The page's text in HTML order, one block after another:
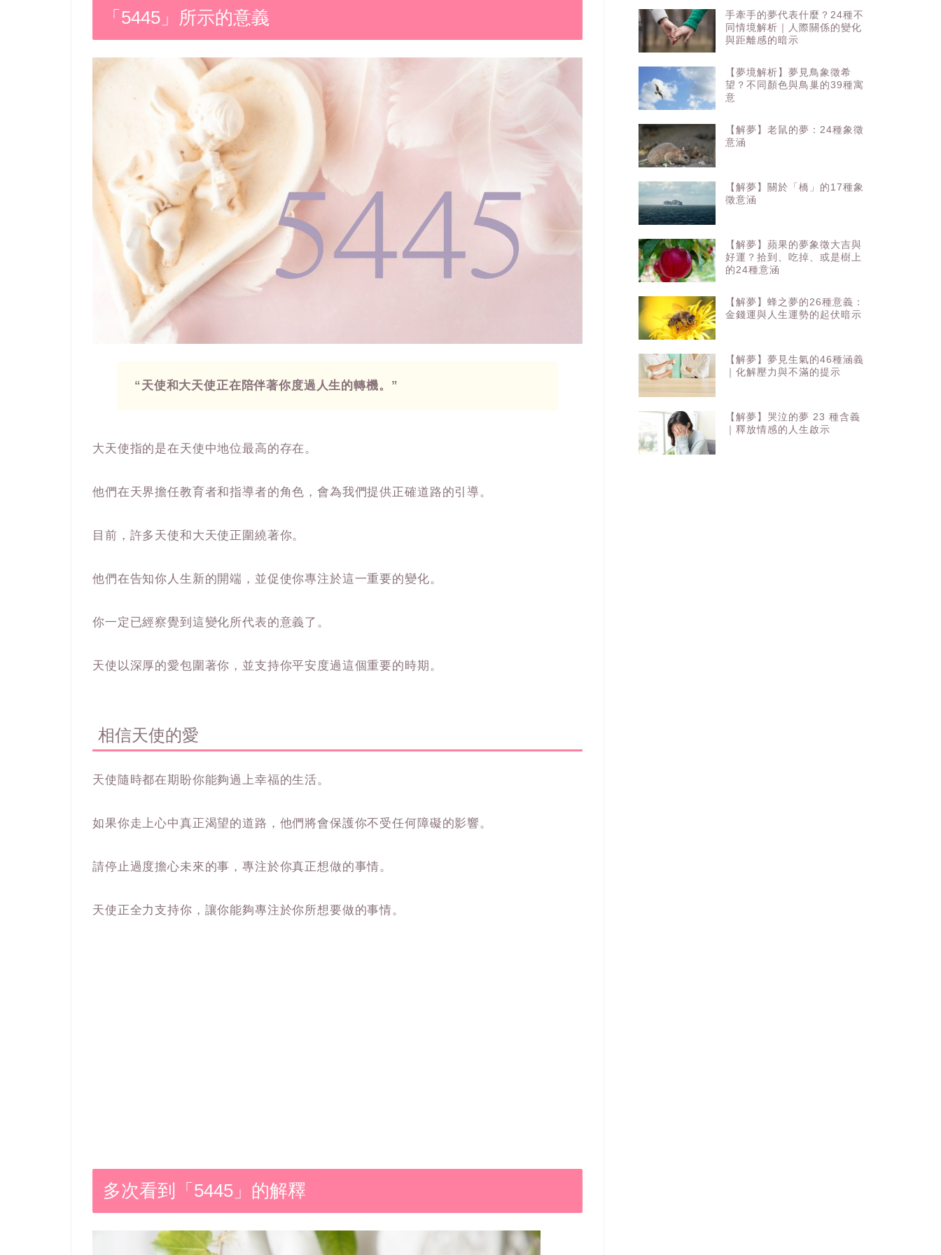
「5445」所示的意義
“天使和大天使正在陪伴著你度過人生的轉機。”
大天使指的是在天使中地位最高的存在。
他們在天界擔任教育者和指導者的角色，會為我們提供正確道路的引導。
目前，許多天使和大天使正圍繞著你。
他們在告知你人生新的開端，並促使你專注於這一重要的變化。
你一定已經察覺到這變化所代表的意義了。
天使以深厚的愛包圍著你，並支持你平安度過這個重要的時期。
相信天使的愛
天使隨時都在期盼你能夠過上幸福的生活。
如果你走上心中真正渴望的道路，他們將會保護你不受任何障礙的影響。
請停止過度擔心未來的事，專注於你真正想做的事情。
天使正全力支持你，讓你能夠專注於你所想要做的事情。
多次看到「5445」的解釋
手牽手的夢代表什麼？24種不
同情境解析｜人際關係的變化
與距離感的暗示
【夢境解析】夢見鳥象徵希
望？不同顏色與鳥巢的39種寓
意
【解夢】老鼠的夢：24種象徵
意涵
【解夢】關於「橋」的17種象
徵意涵
【解夢】蘋果的夢象徵大吉與
好運？拾到、吃掉、或是樹上
的24種意涵
【解夢】蜂之夢的26種意義：
金錢運與人生運勢的起伏暗示
【解夢】夢見生氣的46種涵義
｜化解壓力與不滿的提示
【解夢】哭泣的夢 23 種含義
｜釋放情感的人生啟示